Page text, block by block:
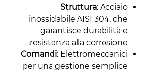
Struttura: Acciaio
inossidabile AISI 304, che
garantisce durabilità e
resistenza alla corrosione.
Comandi: Elettromeccanici
per una gestione semplice